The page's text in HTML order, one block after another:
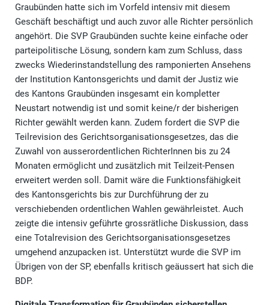
Graubünden hatte sich im Vorfeld intensiv mit diesem
Geschäft beschäftigt und auch zuvor alle Richter persönlich
angehört. Die SVP Graubünden suchte keine einfache oder
parteipolitische Lösung, sondern kam zum Schluss, dass
zwecks Wiederinstandstellung des ramponierten Ansehens
der Institution Kantonsgerichts und damit der Justiz wie
des Kantons Graubünden insgesamt ein kompletter
Neustart notwendig ist und somit keine/r der bisherigen
Richter gewählt werden kann. Zudem fordert die SVP die
Teilrevision des Gerichtsorganisationsgesetzes, das die
Zuwahl von ausserordentlichen RichterInnen bis zu 24
Monaten ermöglicht und zusätzlich mit Teilzeit-Pensen
erweitert werden soll. Damit wäre die Funktionsfähigkeit
des Kantonsgerichts bis zur Durchführung der zu
verschiebenden ordentlichen Wahlen gewährleistet. Auch
zeigte die intensiv geführte grossrätliche Diskussion, dass
eine Totalrevision des Gerichtsorganisationsgesetzes
umgehend anzupacken ist. Unterstützt wurde die SVP im
Übrigen von der SP, ebenfalls kritisch geäussert hat sich die
BDP.